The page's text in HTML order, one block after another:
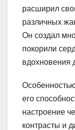
расширил
различных
Он создал
покорили
вдохновения
его
настроение
контрасты и